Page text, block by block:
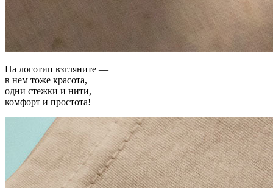
На логотип взгляните —
в нем тоже красота,
одни стежки и нити,
комфорт и простота!